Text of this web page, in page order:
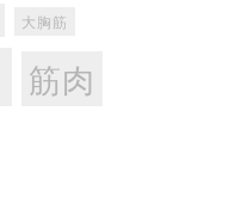
大胸筋
筋肉